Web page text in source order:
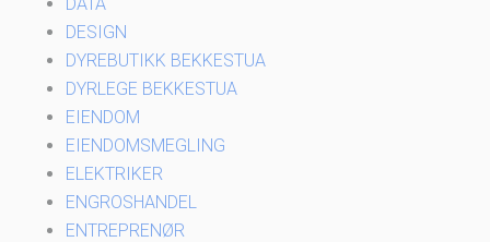
DESIGN
DYREBUTIKK BEKKESTUA
DYRLEGE BEKKESTUA
EIENDOM
EIENDOMSMEGLING
ELEKTRIKER
ENGROSHANDEL
ENTREPRENØR